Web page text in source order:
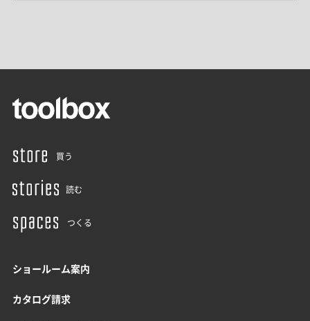
買う
読む
つくる
ショールーム案内
カタログ請求